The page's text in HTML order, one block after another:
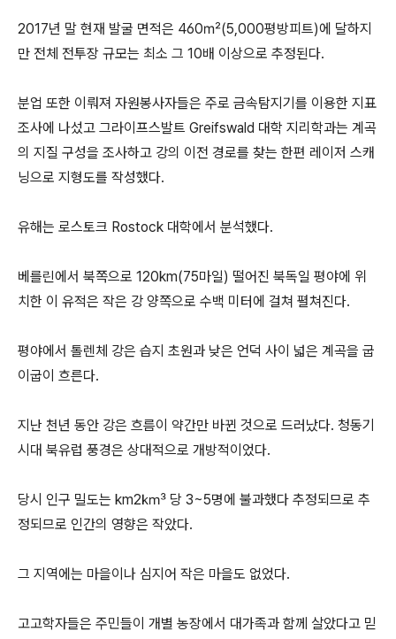
2017년 말 현재 발굴 면적은 460㎡(5,000평방피트)에 달하지
만 전체 전투장 규모는 최소 그 10배 이상으로 추정된다.
분업 또한 이뤄져 자원봉사자들은 주로 금속탐지기를 이용한 지표
조사에 나섰고 그라이프스발트 Greifswald 대학 지리학과는 계곡
의 지질 구성을 조사하고 강의 이전 경로를 찾는 한편 레이저 스캐
닝으로 지형도를 작성했다.
유해는 로스토크 Rostock 대학에서 분석했다.
베를린에서 북쪽으로 120km(75마일) 떨어진 북독일 평야에 위
치한 이 유적은 작은 강 양쪽으로 수백 미터에 걸쳐 펼쳐진다.
평야에서 톨렌체 강은 습지 초원과 낮은 언덕 사이 넓은 계곡을 굽
이굽이 흐른다.
지난 천년 동안 강은 흐름이 약간만 바뀐 것으로 드러났다. 청동기
시대 북유럽 풍경은 상대적으로 개방적이었다.
당시 인구 밀도는 km2㎦ 당 3~5명에 불과했다 추정되므로 추
정되므로 인간의 영향은 작았다.
그 지역에는 마을이나 심지어 작은 마을도 없었다.
고고학자들은 주민들이 개별 농장에서 대가족과 함께 살았다고 믿